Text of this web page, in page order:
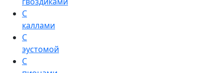
С
каллами
С
эустомой
С